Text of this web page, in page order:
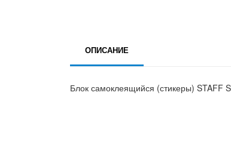
ОПИСАНИЕ
Блок самоклеящийся (стикеры)